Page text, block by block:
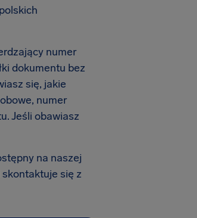
numer
dokumentu bez
się, jakie
numer
Jeśli obawiasz
na naszej
się z